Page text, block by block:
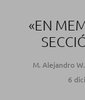
«EN
M. Alejandro
6